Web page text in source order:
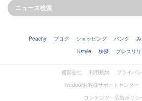
Peachy ブログ ショッピング バンク
Kstyle
株探 プレスリ
運営会社 利用規約
プライバ
livedoorお客様サポートセンター
コンテンツ・広告ポリシ